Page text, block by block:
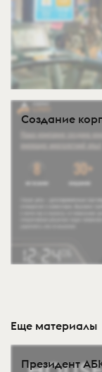
Создание
Еще материалы
Президент